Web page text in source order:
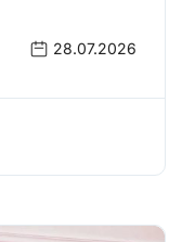
28.07.2026